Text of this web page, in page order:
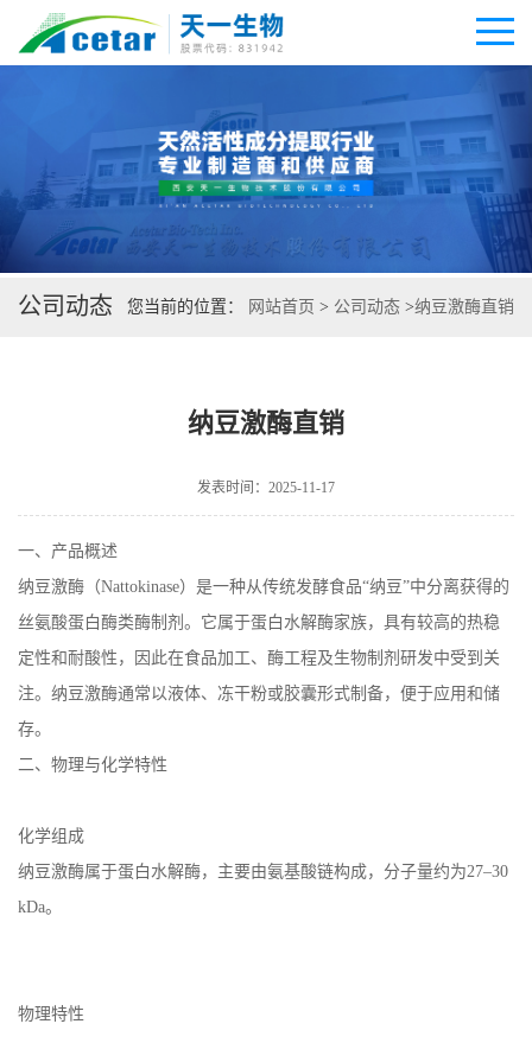
公司首页
公司介绍
公司动态
在线留言
公司动态 您当前的位置： 网站首页 > 公司动态 >纳豆激酶直销
纳豆激酶直销
发表时间：2025-11-17
一、产品概述
纳豆激酶（Nattokinase）是一种从传统发酵食品“纳豆”中分离获得的
丝氨酸蛋白酶类酶制剂。它属于蛋白水解酶家族，具有较高的热稳
定性和耐酸性，因此在食品加工、酶工程及生物制剂研发中受到关
注。纳豆激酶通常以液体、冻干粉或胶囊形式制备，便于应用和储
存。
二、物理与化学特性
化学组成
纳豆激酶属于蛋白水解酶，主要由氨基酸链构成，分子量约为27–30
kDa。
物理特性